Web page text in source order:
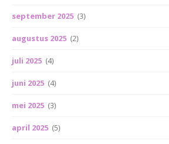
september 2025 (3)
augustus 2025 (2)
juli 2025 (4)
juni 2025 (4)
mei 2025 (3)
april 2025 (5)